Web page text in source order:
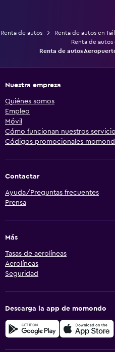
Renta de autos Renta de autos en
Renta de autos
Renta de autos
Nuestra empresa
Quiénes somos
Empleo
Móvil
Cómo funcionan nuestros
Códigos promocionales
Contactar
Ayuda/Preguntas frecuentes
Prensa
Más
Tasas de aerolíneas
Aerolíneas
Seguridad
Descarga la app de momondo